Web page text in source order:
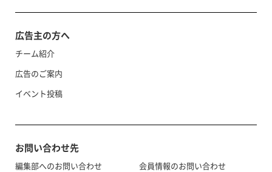
広告主の方へ
チーム紹介
広告のご案内
イベント投稿
お問い合わせ先
編集部へのお問い合わせ 会員情報のお問い合わせ